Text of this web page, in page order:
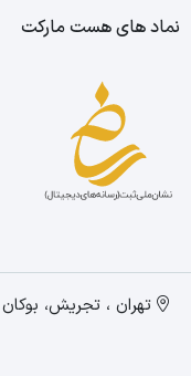
نماد های هست مارکت
تهران ، تجریش، بوکان